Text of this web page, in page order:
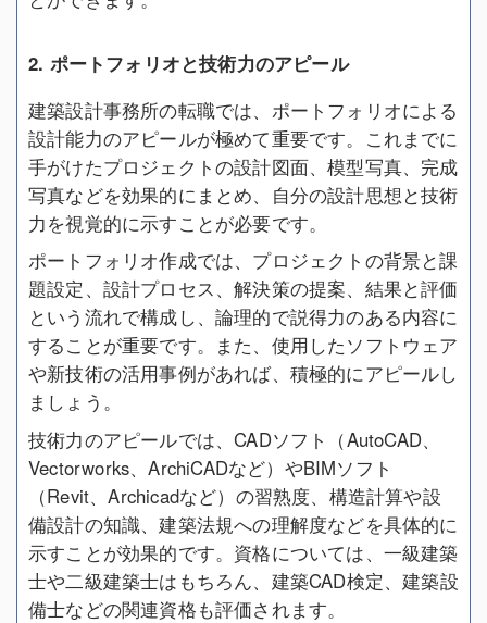
2. ポートフォリオと技術力のアピール
建築設計事務所の転職では、ポートフォリオによる
設計能力のアピールが極めて重要です。これまでに
手がけたプロジェクトの設計図面、模型写真、完成
写真などを効果的にまとめ、自分の設計思想と技術
力を視覚的に示すことが必要です。
ポートフォリオ作成では、プロジェクトの背景と課
題設定、設計プロセス、解決策の提案、結果と評価
という流れで構成し、論理的で説得力のある内容に
することが重要です。また、使用したソフトウェア
や新技術の活用事例があれば、積極的にアピールし
ましょう。
技術力のアピールでは、CADソフト（AutoCAD、
Vectorworks、ArchiCADなど）やBIMソフト
（Revit、Archicadなど）の習熟度、構造計算や設
備設計の知識、建築法規への理解度などを具体的に
示すことが効果的です。資格については、一級建築
士や二級建築士はもちろん、建築CAD検定、建築設
備士などの関連資格も評価されます。